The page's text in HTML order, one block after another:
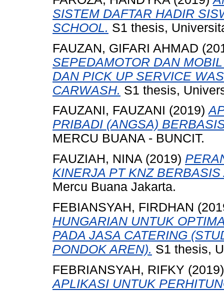
SISTEM DAFTAR HADIR
SCHOOL. S1 thesis,
FAUZAN, GIFARI AHMAD
SEPEDAMOTOR DAN
DAN PICK UP SERVICE
CARWASH. S1 thesis,
FAUZANI, FAUZANI (2019)
PRIBADI (ANGSA)
MERCU BUANA - BUNCIT.
FAUZIAH, NINA (2019)
KINERJA PT KNZ BERBASIS
Mercu Buana Jakarta.
FEBIANSYAH, FIRDHAN
HUNGARIAN UNTUK
PADA JASA CATERING
PONDOK AREN). S1 thesis,
FEBRIANSYAH, RIFKY
APLIKASI UNTUK